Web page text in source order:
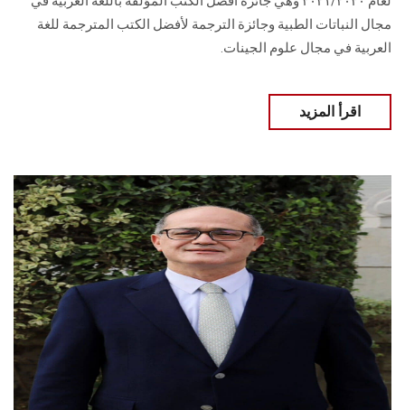
مجال النباتات الطبية وجائزة الترجمة لأفضل الكتب المترجمة للغة
العربية في مجال علوم الجينات.
اقرأ المزيد